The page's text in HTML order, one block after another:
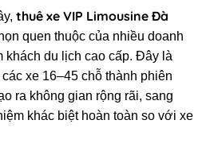
thuê xe VIP Limousine Đà
quen thuộc của nhiều doanh
khách du lịch cao cấp. Đây là
xe 16–45 chỗ thành phiên
ra không gian rộng rãi, sang
khác biệt hoàn toàn so với xe